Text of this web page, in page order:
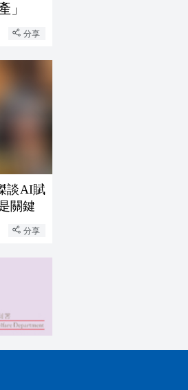
」
分享
談AI賦
關鍵
分享